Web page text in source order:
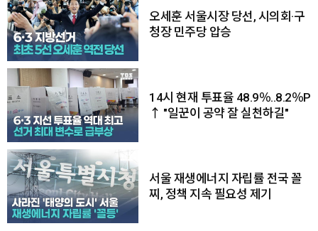
오세훈 서울시장 당선, 시의회·구
청장 민주당 압승
14시 현재 투표율 48.9％..8.2％P
↑ "일꾼이 공약 잘 실천하길"
서울 재생에너지 자립률 전국 꼴
찌, 정책 지속 필요성 제기